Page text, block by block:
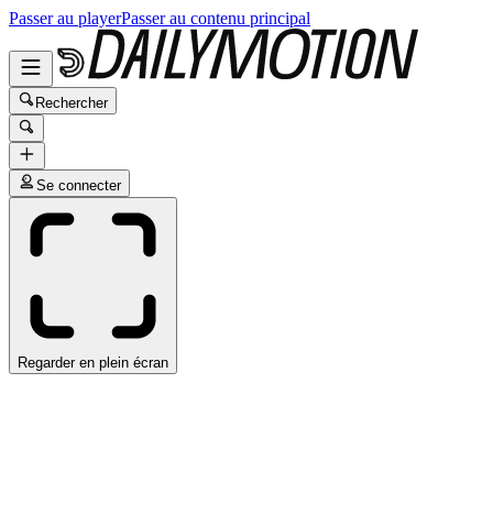
Passer au playerPasser au contenu principal
Rechercher
Se connecter
Regarder en plein écran